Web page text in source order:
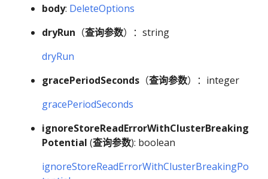
body: DeleteOptions
dryRun （查询参数）：string
dryRun
gracePeriodSeconds （查询参数）：integer
gracePeriodSeconds
ignoreStoreReadErrorWithClusterBreaking
Potential (查询参数): boolean
ignoreStoreReadErrorWithClusterBreakingPo